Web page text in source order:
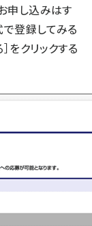
申し込みはす
で登録してみる
をクリックする